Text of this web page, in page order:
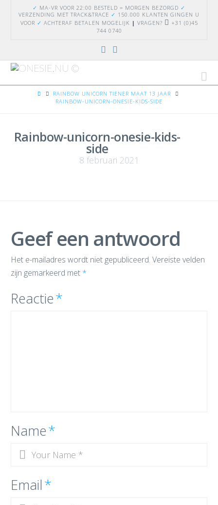
✓ MA-VR VOOR 22:00 BESTELD = MORGEN BEZORGD ✓
VERZENDING MET TRACK&TRACE ✓ 150.000 KLANTEN GINGEN U
VOOR ✓ ACHTERAF BETALEN MOGELIJK | VRAGEN?
+31 (0)45
744 0740
HOMERAINBOW UNICORN TIENER MAAT 13 JAAR
RAINBOW-UNICORN-ONESIE-KIDS-SIDE
Rainbow-unicorn-onesie-kids-
side
8 februari 2021
Geef een antwoord
Het e-mailadres wordt niet gepubliceerd. Vereiste velden
zijn gemarkeerd met *
Reactie*
Name*
Email*